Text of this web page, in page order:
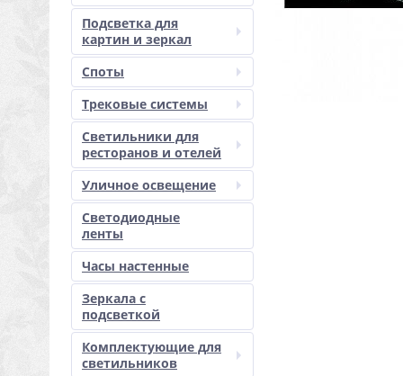
Подсветка для
картин и зеркал
Споты
Трековые системы
Светильники для
ресторанов и отелей
Уличное освещение
Светодиодные
ленты
Часы настенные
Зеркала с
подсветкой
Комплектующие для
светильников